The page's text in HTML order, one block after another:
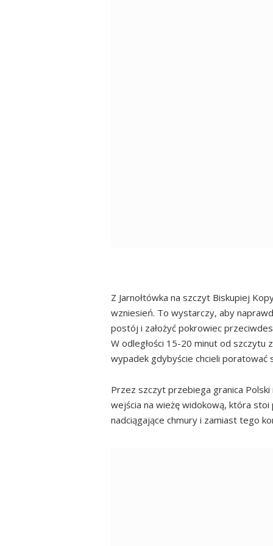
Z Jarnołtówka na szczyt Biskupiej
wzniesień. To wystarczy, aby
postój i założyć pokrowiec
W odległości 15-20 minut od szczytu
wypadek gdybyście chcieli poratować
Przez szczyt przebiega granica
wejścia na wieżę widokową, która
nadciągające chmury i zamiast tego